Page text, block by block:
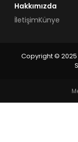
Hakkımızda
İletişimKünye
Copyright © 2025